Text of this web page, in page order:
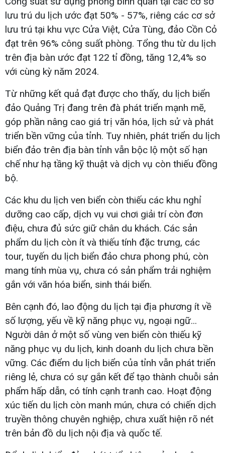
lưu trú du lịch ước đạt 50% - 57%, riêng các cơ sở
lưu trú tại khu vực Cửa Việt, Cửa Tùng, đảo Cồn Cỏ
đạt trên 96% công suất phòng. Tổng thu từ du lịch
trên địa bàn ước đạt 122 tỉ đồng, tăng 12,4% so
với cùng kỳ năm 2024.
Từ những kết quả đạt được cho thấy, du lịch biển
đảo Quảng Trị đang trên đà phát triển mạnh mẽ,
góp phần nâng cao giá trị văn hóa, lịch sử và phát
triển bền vững của tỉnh. Tuy nhiên, phát triển du lịch
biển đảo trên địa bàn tỉnh vẫn bộc lộ một số hạn
chế như hạ tầng kỹ thuật và dịch vụ còn thiếu đồng
bộ.
Các khu du lịch ven biển còn thiếu các khu nghỉ
dưỡng cao cấp, dịch vụ vui chơi giải trí còn đơn
điệu, chưa đủ sức giữ chân du khách. Các sản
phẩm du lịch còn ít và thiếu tính đặc trưng, các
tour, tuyến du lịch biển đảo chưa phong phú, còn
mang tính mùa vụ, chưa có sản phẩm trải nghiệm
gắn với văn hóa biển, sinh thái biển.
Bên cạnh đó, lao động du lịch tại địa phương ít về
số lượng, yếu về kỹ năng phục vụ, ngoại ngữ...
Người dân ở một số vùng ven biển còn thiếu kỹ
năng phục vụ du lịch, kinh doanh du lịch chưa bền
vững. Các điểm du lịch biển của tỉnh vẫn phát triển
riêng lẻ, chưa có sự gắn kết để tạo thành chuỗi sản
phẩm hấp dẫn, có tính cạnh tranh cao. Hoạt động
xúc tiến du lịch còn manh mún, chưa có chiến dịch
truyền thông chuyên nghiệp, chưa xuất hiện rõ nét
trên bản đồ du lịch nội địa và quốc tế.